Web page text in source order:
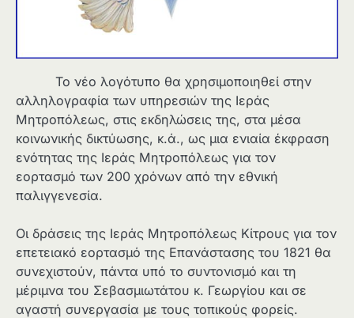
Το νέο λογότυπο θα χρησιμοποιηθεί στην
αλληλογραφία των υπηρεσιών της Ιεράς
Μητροπόλεως, στις εκδηλώσεις της, στα μέσα
κοινωνικής δικτύωσης, κ.ά., ως μια ενιαία έκφραση
ενότητας της Ιεράς Μητροπόλεως για τον
εορτασμό των 200 χρόνων από την εθνική
παλιγγενεσία.
Οι δράσεις της Ιεράς Μητροπόλεως Κίτρους για τον
επετειακό εορτασμό της Επανάστασης του 1821 θα
συνεχιστούν, πάντα υπό το συντονισμό και τη
μέριμνα του Σεβασμιωτάτου κ. Γεωργίου και σε
αγαστή συνεργασία με τους τοπικούς φορείς.